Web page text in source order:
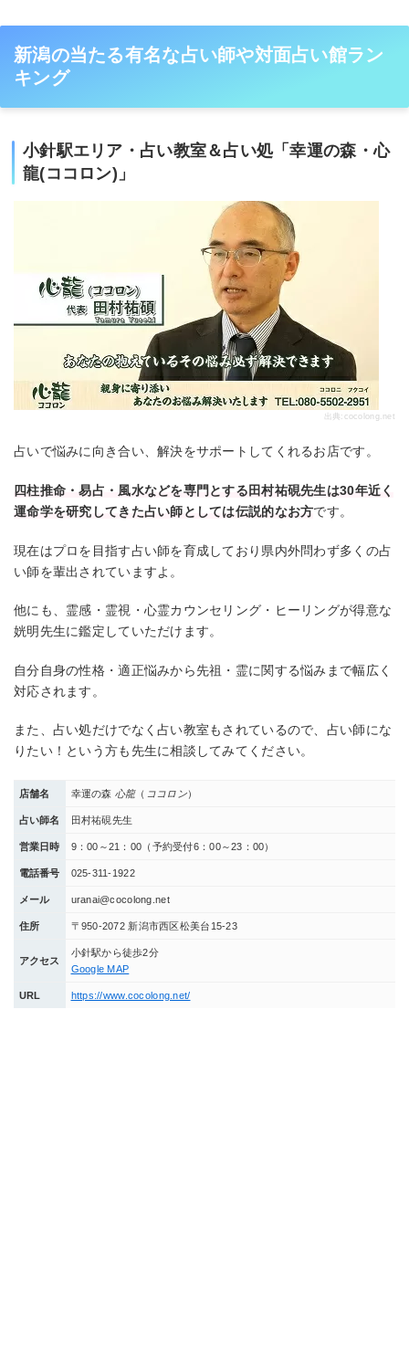
新潟の当たる有名な占い師や対面占い館ラン
キング
小針駅エリア・占い教室＆占い処「幸運の森・心
龍(ココロン)」
出典: cocolong.net
占いで悩みに向き合い、解決をサポートしてくれるお店です。
四柱推命・易占・風水などを専門とする田村祐硯先生は30年近く
運命学を研究してきた占い師としては伝説的なお方です。
現在はプロを目指す占い師を育成しており県内外問わず多くの占
い師を輩出されていますよ。
他にも、​霊感・霊視・心霊カウンセリング・ヒーリングが得意な
姯明先生に鑑定していただけます。
自分自身の性格・適正悩みから先祖・霊に関する悩みまで幅広く
対応されます。
また、占い処だけでなく占い教室もされているので、占い師にな
りたい！という方も先生に相談してみてください。
店舗名 幸運の森 心龍（ ココロン）
占い師名 田村祐硯先生
営業日時 9：00～21：00（予約受付6：00～23：00）
電話番号 025-311-1922
メール uranai@cocolong.net
住所 〒950-2072 新潟市西区松美台15-23
アクセス
小針駅から徒歩2分
Google MAP
URL https://www.cocolong.net/